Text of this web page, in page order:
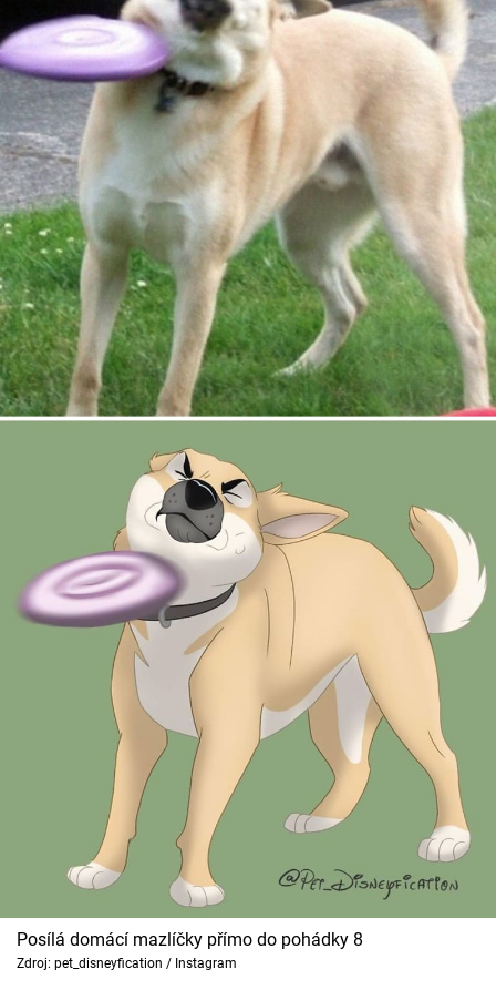
Posílá domácí mazlíčky přímo do pohádky 8
Zdroj: pet_disneyfication / Instagram